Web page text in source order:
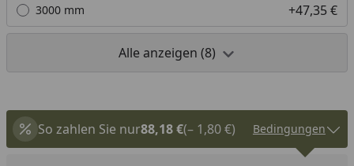
3000 mm +47,35 €
Alle anzeigen (8)
So zahlen Sie nur88,18 €(– 1,80 €) Bedingungen